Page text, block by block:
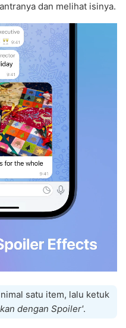
dan melihat isinya.
satu item, lalu ketuk
dengan Spoiler'.